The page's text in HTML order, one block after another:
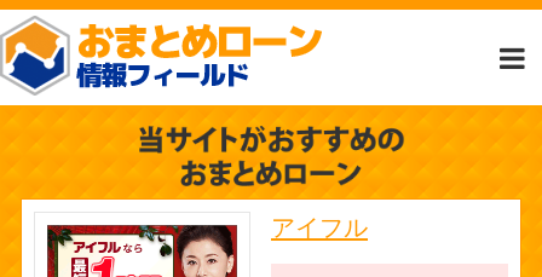
アイフル